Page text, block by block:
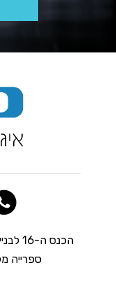
הכנס ה-16 לבנייה ולתשתיות
ספרייה